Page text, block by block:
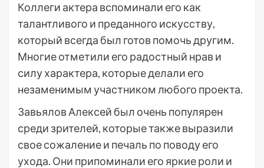
Коллеги актера вспоминали его как
талантливого и преданного искусству,
который всегда был готов помочь другим.
Многие отметили его радостный нрав и
силу характера, которые делали его
незаменимым участником любого проекта.
Завьялов Алексей был очень популярен
среди зрителей, которые также выразили
свое сожаление и печаль по поводу его
ухода. Они припоминали его яркие роли и